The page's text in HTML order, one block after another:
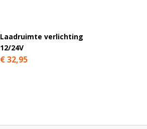
Laadruimte verlichting
12/24V
€ 32,95